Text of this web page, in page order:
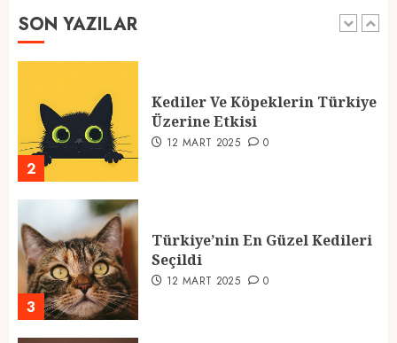
SON YAZILAR
1
2
Kediler Ve Köpeklerin Türkiye
Üzerine Etkisi
12 MART 2025 0
3
Türkiye’nin En Güzel Kedileri
Seçildi
12 MART 2025 0